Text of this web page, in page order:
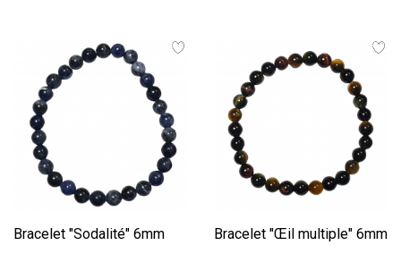
Bracelet "Sodalité" 6mm Bracelet "Œil multiple" 6mm